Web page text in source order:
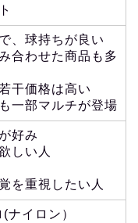
、球持ちが良い
合わせた商品も多
干価格は高い
一部マルチが登場
好み
しい人
を重視したい人
ナイロン）